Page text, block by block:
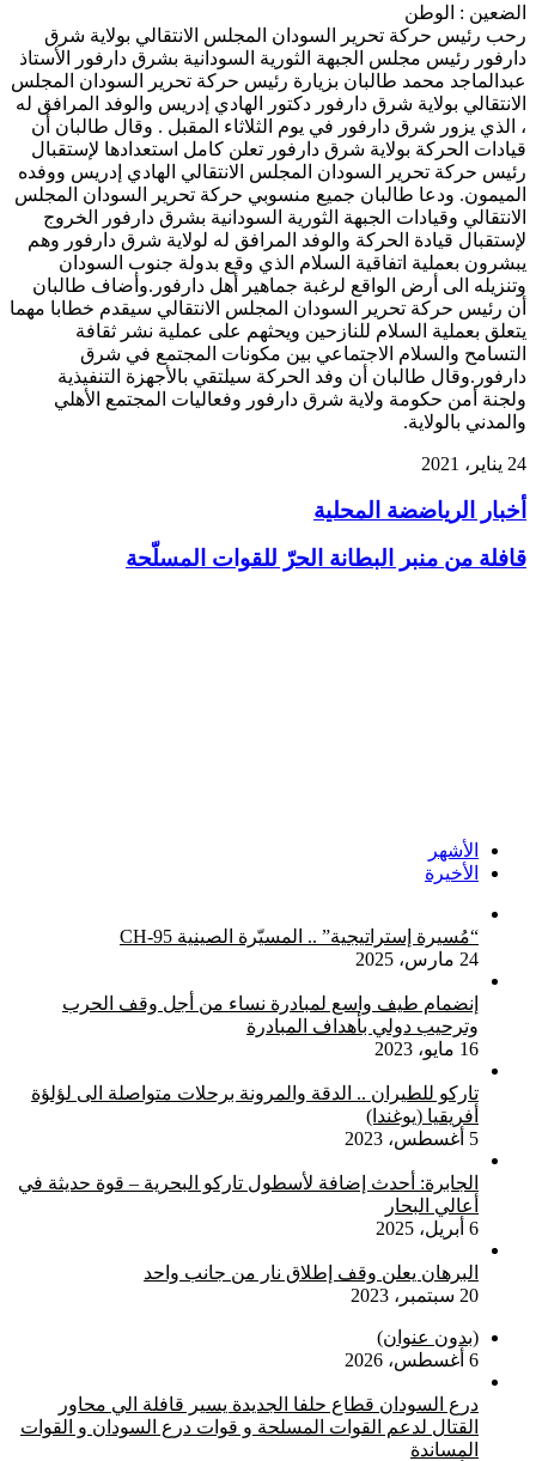
الضعين : الوطن
رحب رئيس حركة تحرير السودان المجلس الانتقالي بولاية شرق
دارفور رئيس مجلس الجبهة الثورية السودانية بشرق دارفور الأستاذ
عبدالماجد محمد طالبان بزيارة رئيس حركة تحرير السودان المجلس
الانتقالي بولاية شرق دارفور دكتور الهادي إدريس والوفد المرافق له
، الذي يزور شرق دارفور في يوم الثلاثاء المقبل . وقال طالبان أن
قيادات الحركة بولاية شرق دارفور تعلن كامل استعدادها لإستقبال
رئيس حركة تحرير السودان المجلس الانتقالي الهادي إدريس ووفده
الميمون. ودعا طالبان جميع منسوبي حركة تحرير السودان المجلس
الانتقالي وقيادات الجبهة الثورية السودانية بشرق دارفور الخروج
لإستقبال قيادة الحركة والوفد المرافق له لولاية شرق دارفور وهم
يبشرون بعملية اتفاقية السلام الذي وقع بدولة جنوب السودان
وتنزيله الى أرض الواقع لرغبة جماهير أهل دارفور.وأضاف طالبان
أن رئيس حركة تحرير السودان المجلس الانتقالي سيقدم خطابا مهما
يتعلق بعملية السلام للنازحين ويحثهم على عملية نشر ثقافة
التسامح والسلام الاجتماعي بين مكونات المجتمع في شرق
دارفور.وقال طالبان أن وفد الحركة سيلتقي بالأجهزة التنفيذية
ولجنة أمن حكومة ولاية شرق دارفور وفعاليات المجتمع الأهلي
والمدني بالولاية.
24 يناير، 2021
أخبار
الرياضضة
المحلية
أخبار الرياضضة المحلية
قافلة
قافلة من منبر البطانة الحرّ للقوات المسلّحة
الأشهر
الأخيرة
“مُسيرة إستراتيجية” .. المسيّرة الصينية CH-95
24 مارس، 2025
إنضمام طيف واسع لمبادرة نساء من أجل وقف الحرب
وترحيب دولي بأهداف المبادرة
16 مايو، 2023
تاركو للطيران .. الدقة والمرونة برحلات متواصلة الى لؤلؤة
أفريقيا (يوغندا)
5 أغسطس، 2023
الجابرة: أحدث إضافة لأسطول تاركو البحرية – قوة حديثة في
أعالي البحار
6 أبريل، 2025
البرهان يعلن وقف إطلاق نار من جانب واحد
20 سبتمبر، 2023
(بدون عنوان)
6 أغسطس، 2026
درع السودان قطاع حلفا الجديدة يسير قافلة الي محاور
القتال لدعم القوات المسلحة و قوات درع السودان و القوات
المساندة